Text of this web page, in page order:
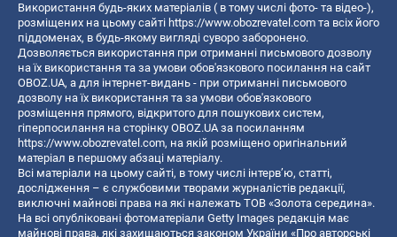
Використання будь-яких матеріалів ( в тому числі фото- та відео-),
розміщених на цьому сайті https://www.obozrevatel.com та всіх його
піддоменах, в будь-якому вигляді суворо заборонено.
Дозволяється використання при отриманні письмового дозволу
на їх використання та за умови обов'язкового посилання на сайт
OBOZ.UA, а для інтернет-видань - при отриманні письмового
дозволу на їх використання та за умови обов'язкового
розміщення прямого, відкритого для пошукових систем,
гіперпосилання на сторінку OBOZ.UA за посиланням
https://www.obozrevatel.com, на якій розміщено оригінальний
матеріал в першому абзаці матеріалу.
Всі матеріали на цьому сайті, в тому числі інтерв’ю, статті,
дослідження – є службовими творами журналістів редакції,
виключні майнові права на які належать ТОВ «Золота середина».
На всі опубліковані фотоматеріали Getty Images редакція має
майнові права, які захищаються законом України «Про авторські